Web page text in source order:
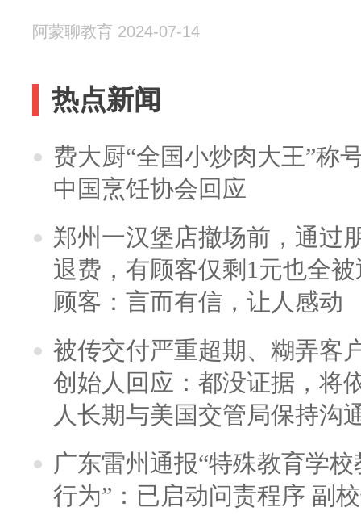
阿蒙聊教育 2024-07-14
热点新闻
费大厨“全国小炒肉大王”称
中国烹饪协会回应
郑州一汉堡店撤场前，通过
退费，有顾客仅剩1元也全
顾客：言而有信，让人感动
被传交付严重超期、糊弄客
创始人回应：都没证据，将
人长期与美国交管局保持沟
广东雷州通报“特殊教育学
行为”：已启动问责程序 副